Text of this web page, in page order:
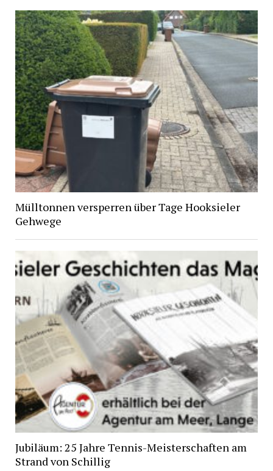
Mülltonnen versperren über Tage Hooksieler
Gehwege
Jubiläum: 25 Jahre Tennis-Meisterschaften am
Strand von Schillig